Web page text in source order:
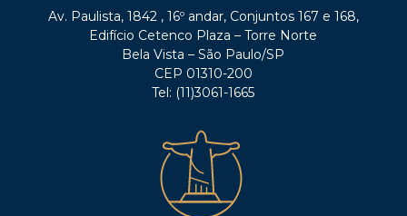
Av. Paulista, 1842 , 16º andar, Conjuntos 167 e 168,
Edifício Cetenco Plaza – Torre Norte
Bela Vista – São Paulo/SP
CEP 01310-200
Tel: (11)3061-1665